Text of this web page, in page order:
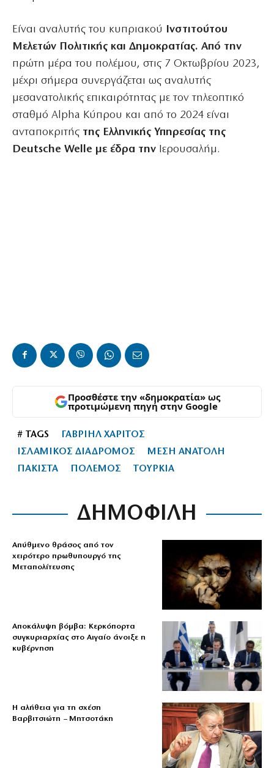
Είναι αναλυτής του κυπριακού Ινστιτούτου
Μελετών Πολιτικής και Δημοκρατίας. Από την
πρώτη μέρα του πολέμου, στις 7 Οκτωβρίου 2023,
μέχρι σήμερα συνεργάζεται ως αναλυτής
μεσανατολικής επικαιρότητας με τον τηλεοπτικό
σταθμό Alpha Κύπρου και από το 2024 είναι
ανταποκριτής της Ελληνικής Υπηρεσίας της
Deutsche Welle με έδρα την Ιερουσαλήμ.
Προσθέστε την «δημοκρατία» ως
προτιμώμενη πηγή στην Google
# TAGS
ΓΑΒΡΙΗΛ ΧΑΡΙΤΟΣ
ΙΣΛΑΜΙΚΟΣ ΔΙΑΔΡΟΜΟΣ
ΜΕΣΗ ΑΝΑΤΟΛΗ
ΠΑΚΙΣΤΑ
ΠΟΛΕΜΟΣ ΤΟΥΡΚΙΑ
ΔΗΜΟΦΙΛΗ
Απύθμενο θράσος από τον
χειρότερο πρωθυπουργό της
Μεταπολίτευσης
Αποκάλυψη βόμβα: Κερκόπορτα
συγκυριαρχίας στο Αιγαίο άνοιξε η
κυβέρνηση
Η αλήθεια για τη σχέση
Βαρβιτσιώτη – Μητσοτάκη